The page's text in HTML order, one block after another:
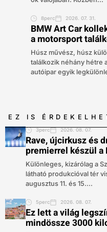
8perc 2026. 07. 31.
BMW Art Car
a motorsport
Húsz művész, húsz
találkozik néhány hétre
autóipar egyik
EZ IS
3perc 2026. 08. 07.
Rave, újcirkusz és
premierrel készül a
Különleges, kizárólag a
látható produkcióval tér
augusztus 11. és 15....
5perc 2026. 08. 07.
Ez lett a világ
mindössze 3000